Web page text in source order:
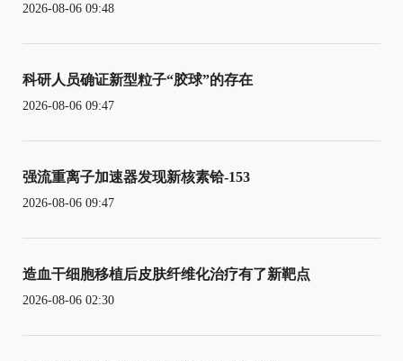
2026-08-06 09:48
科研人员确证新型粒子“胶球”的存在
2026-08-06 09:47
强流重离子加速器发现新核素铪-153
2026-08-06 09:47
造血干细胞移植后皮肤纤维化治疗有了新靶点
2026-08-06 02:30